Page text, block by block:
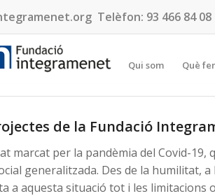
Telèfon: 93 466 84 08
Qui som Què
de la Fundació
marcat per la pandèmia del Covid-
generalitzada. Des de la humilitat,
a aquesta situació tot i les limitacions